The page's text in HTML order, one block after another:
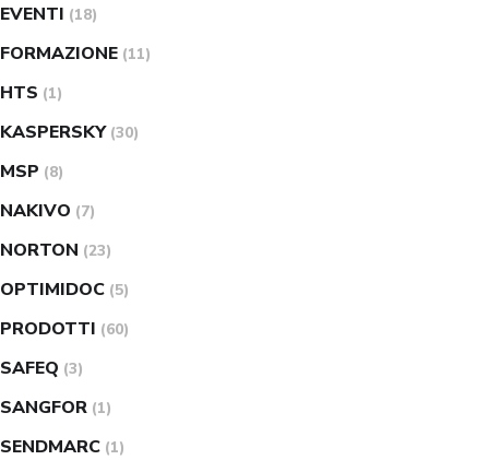
EVENTI (18)
FORMAZIONE (11)
HTS (1)
KASPERSKY (30)
MSP (8)
NAKIVO (7)
NORTON (23)
OPTIMIDOC (5)
PRODOTTI (60)
SAFEQ (3)
SANGFOR (1)
SENDMARC (1)